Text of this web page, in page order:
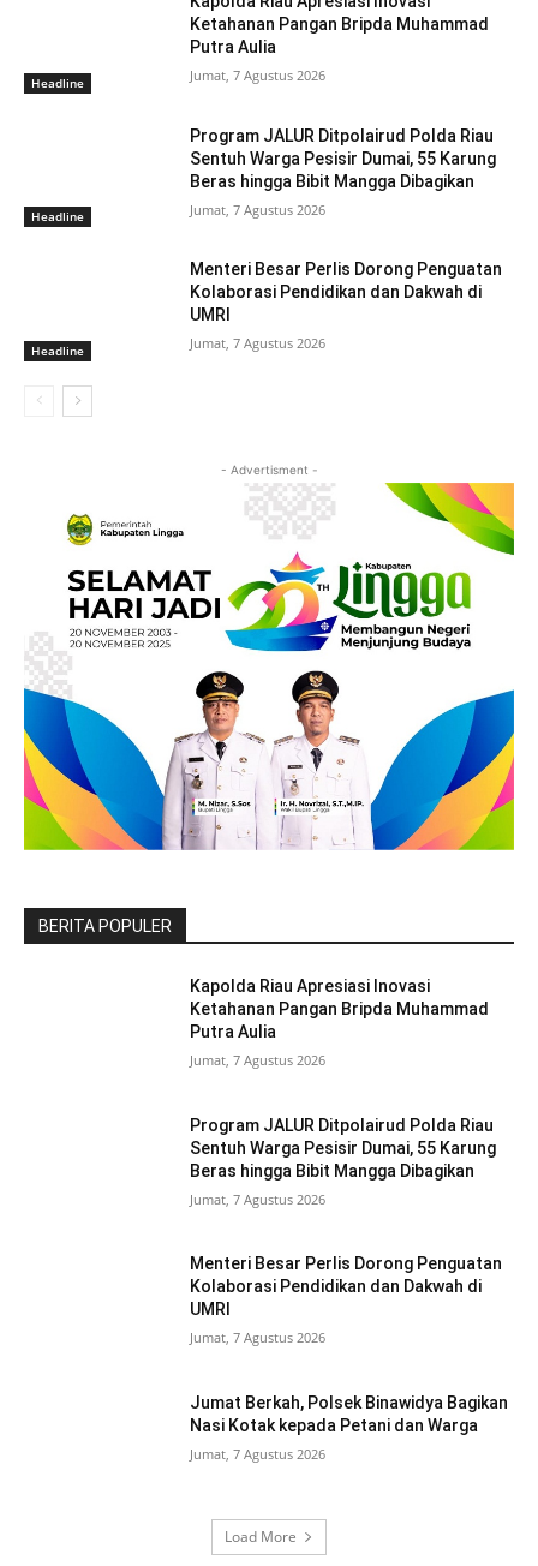
Headline
Ketahanan Pangan Bripda Muhammad
Putra Aulia
Jumat, 7 Agustus 2026
Headline
Program JALUR Ditpolairud Polda Riau
Sentuh Warga Pesisir Dumai, 55 Karung
Beras hingga Bibit Mangga Dibagikan
Jumat, 7 Agustus 2026
Headline
Menteri Besar Perlis Dorong Penguatan
Kolaborasi Pendidikan dan Dakwah di
UMRI
Jumat, 7 Agustus 2026
- Advertisment -
BERITA POPULER
Kapolda Riau Apresiasi Inovasi
Ketahanan Pangan Bripda Muhammad
Putra Aulia
Jumat, 7 Agustus 2026
Program JALUR Ditpolairud Polda Riau
Sentuh Warga Pesisir Dumai, 55 Karung
Beras hingga Bibit Mangga Dibagikan
Jumat, 7 Agustus 2026
Menteri Besar Perlis Dorong Penguatan
Kolaborasi Pendidikan dan Dakwah di
UMRI
Jumat, 7 Agustus 2026
Jumat Berkah, Polsek Binawidya Bagikan
Nasi Kotak kepada Petani dan Warga
Jumat, 7 Agustus 2026
Load More